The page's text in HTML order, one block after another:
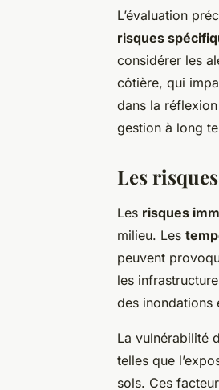
L’évaluation
risques
considérer les
côtière, qui
dans la
gestion à long
Les
Les risques
milieu. Les
peuvent
les
des inondations
La vulnérabilité
telles que
sols. Ces